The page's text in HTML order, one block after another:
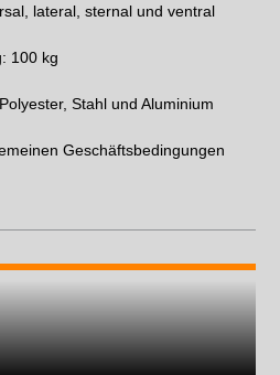
lateral, sternal und ventral
100 kg
Stahl und Aluminium
Geschäftsbedingungen